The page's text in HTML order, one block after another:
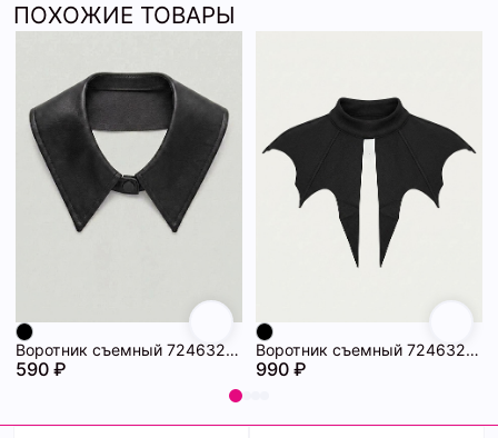
ПОХОЖИЕ ТОВАРЫ
Воротник съемный 72463234\15
590 ₽
Воротник съемный 72463233\15
990 ₽